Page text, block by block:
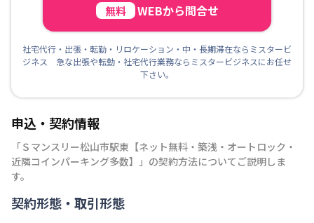
無料 WEBから問合せ
社宅代行・出張・転勤・リロケーション・中・長期滞在ならミスタービ
ジネス 急な出張や転勤・社宅代行業務ならミスタービジネスにお任せ
下さい。
申込・契約情報
「Ｓマンスリー松山市駅東【ネット無料・築浅・オートロック・
近隣コインパーキング多数】
」の契約方法についてご説明しま
す。
契約形態・取引形態